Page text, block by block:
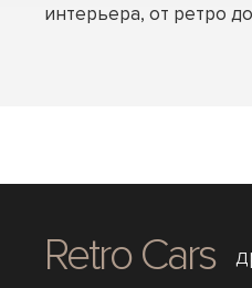
интерьера, от ретро
Retro Cars